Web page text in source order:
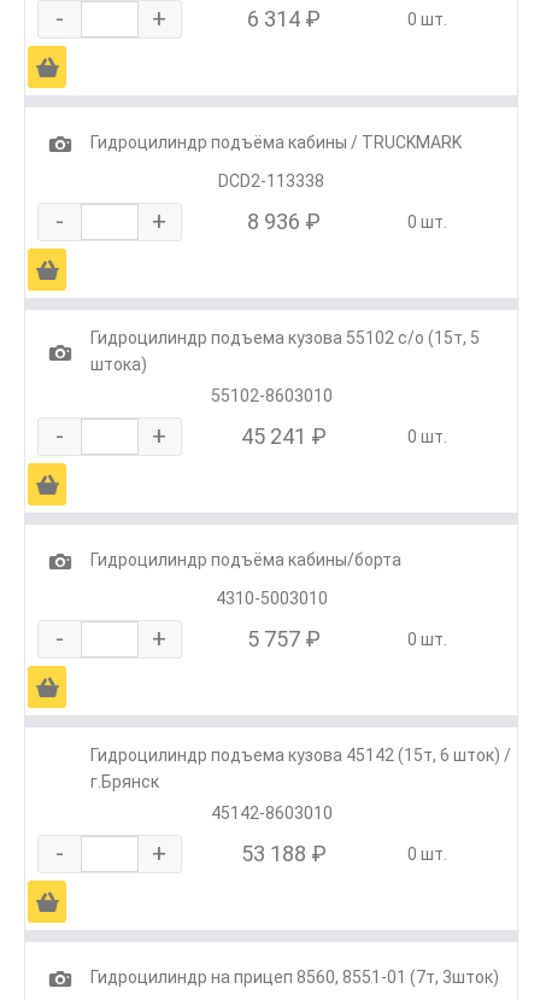
- + 6 314 ₽ 0 шт.
Ä
1
Гидроцилиндр подъёма кабины / TRUCKMARK
DCD2-113338
- + 8 936 ₽ 0 шт.
Ä
1
Гидроцилиндр подъема кузова 55102 с/о (15т, 5
штока)
55102-8603010
- + 45 241 ₽ 0 шт.
Ä
1
Гидроцилиндр подъёма кабины/борта
4310-5003010
- + 5 757 ₽ 0 шт.
Ä
Гидроцилиндр подъема кузова 45142 (15т, 6 шток) /
г.Брянск
45142-8603010
- + 53 188 ₽ 0 шт.
Ä
1 Гидроцилиндр на прицеп 8560, 8551-01 (7т, 3шток)